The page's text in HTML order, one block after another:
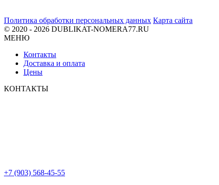
Политика обработки персональных данных Карта сайта
© 2020 - 2026 DUBLIKAT-NOMERA77.RU
МЕНЮ
Контакты
Доставка и оплата
Цены
КОНТАКТЫ
+7 (903) 568-45-55